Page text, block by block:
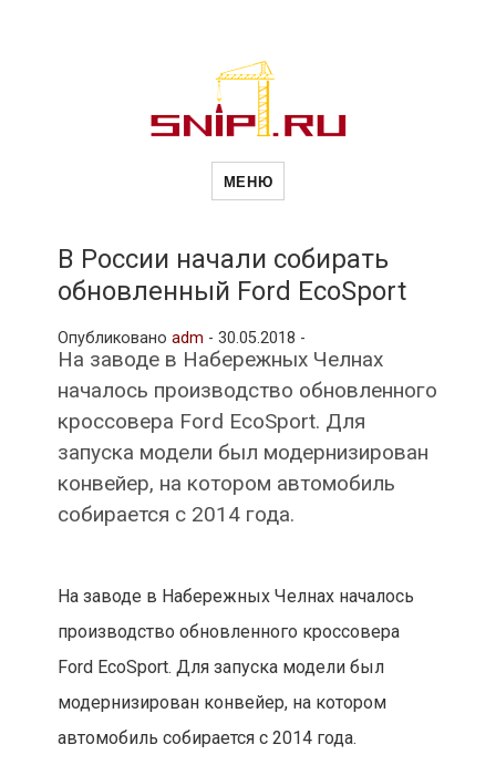
Новости
и
другие связанные со стройкой
рубрики
МЕНЮ
В России начали собирать
обновленный Ford EcoSport
Опубликовано adm - 30.05.2018 -
На заводе в Набережных Челнах
началось производство обновленного
кроссовера Ford EcoSport. Для
запуска модели был модернизирован
конвейер, на котором автомобиль
собирается с 2014 года.
На заводе в Набережных Челнах началось
производство обновленного кроссовера
Ford EcoSport. Для запуска модели был
модернизирован конвейер, на котором
автомобиль собирается с 2014 года.